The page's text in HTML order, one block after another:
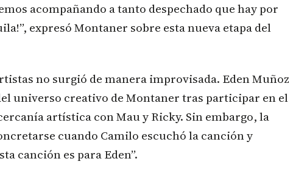
acompañando a tanto despechado que hay por
expresó Montaner sobre esta nueva etapa del
no surgió de manera improvisada. Eden Muñoz
universo creativo de Montaner tras participar en el
artística con Mau y Ricky. Sin embargo, la
cuando Camilo escuchó la canción y
canción es para Eden”.